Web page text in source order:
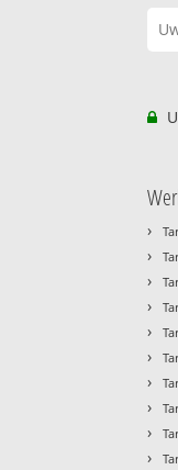
›
›
›
›
›
›
›
›
›
›